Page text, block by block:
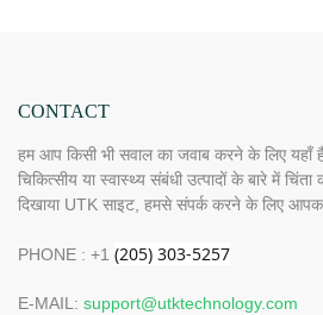
CONTACT
हम आप किसी भी सवाल का जवाब करने के लिए यहाँ
चिकित्सीय या स्वास्थ्य संबंधी उत्पादों के बारे में चिंता
दिखाया UTK साइट, हमसे संपर्क करने के लिए
PHONE : +1
E-MAIL: support@utktechnology.com